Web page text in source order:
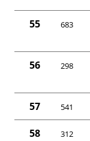
55 683
56 298
57 541
58 312